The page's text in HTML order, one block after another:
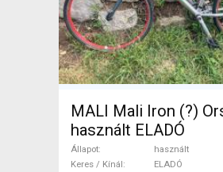
MALI Mali Iron (?)
használt ELADÓ
Állapot
használt
Keres / Kínál
ELADÓ